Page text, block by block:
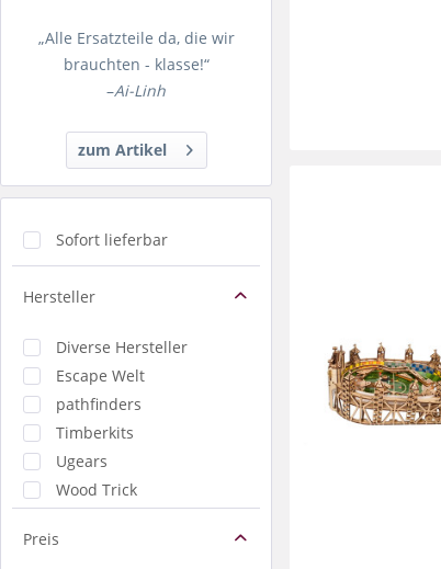
„Alle Ersatzteile da, die wir
brauchten - klasse!“
–Ai-Linh
zum Artikel
Sofort lieferbar
Hersteller
Diverse Hersteller
Escape Welt
pathfinders
Timberkits
Ugears
Wood Trick
Preis